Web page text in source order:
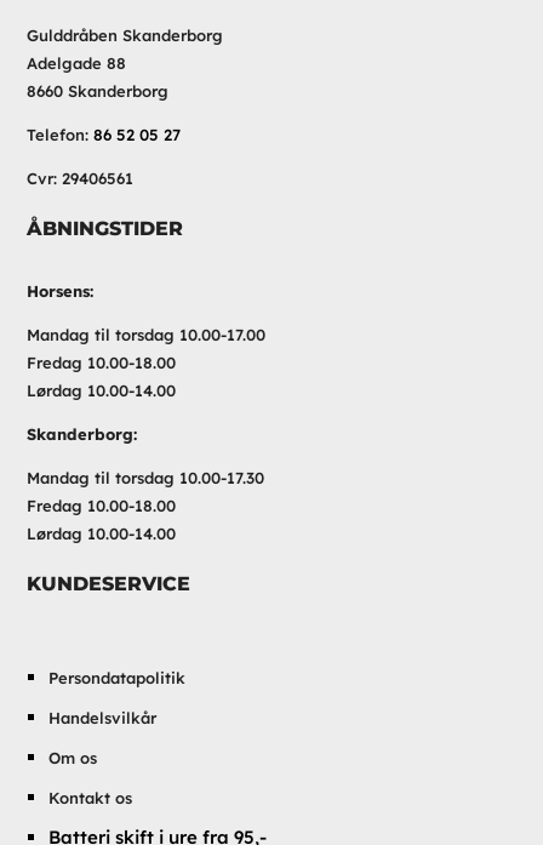
Gulddråben Skanderborg
Adelgade 88
8660 Skanderborg
Telefon:86 52 05 27
Cvr: 29406561
ÅBNINGSTIDER
Horsens:
Mandag til torsdag 10.00-17.00
Fredag 10.00-18.00
Lørdag 10.00-14.00
Skanderborg:
Mandag til torsdag 10.00-17.30
Fredag 10.00-18.00
Lørdag 10.00-14.00
KUNDESERVICE
Persondatapolitik
Handelsvilkår
Om os
Kontakt os
Batteri skift i ure fra 95,-